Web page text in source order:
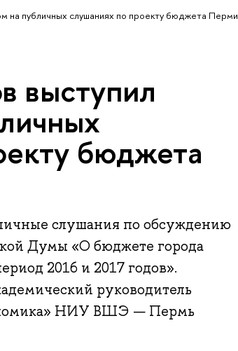
на публичных слушаниях по проекту бюджета Перми
выступил
бюджета
слушания по обсуждению
Думы «О бюджете города
2016 и 2017 годов».
руководитель
НИУ ВШЭ — Пермь